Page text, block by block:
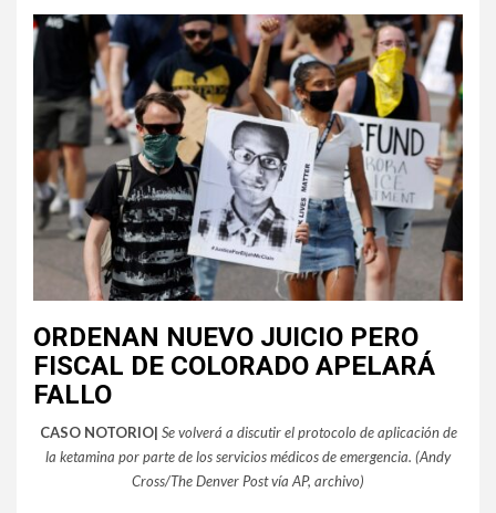
ORDENAN NUEVO JUICIO PERO
FISCAL DE COLORADO APELARÁ
FALLO
CASO NOTORIO| Se volverá a discutir el protocolo de aplicación de
la ketamina por parte de los servicios médicos de emergencia. (Andy
Cross/The Denver Post vía AP, archivo)